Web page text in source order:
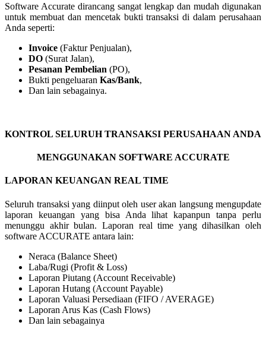
Software Accurate dirancang sangat lengkap dan mudah digunakan
untuk membuat dan mencetak bukti transaksi di dalam perusahaan
Anda seperti:
Invoice (Faktur Penjualan),
DO (Surat Jalan),
Pesanan Pembelian (PO),
Bukti pengeluaran Kas/Bank,
Dan lain sebagainya.
KONTROL SELURUH TRANSAKSI PERUSAHAAN ANDA
MENGGUNAKAN SOFTWARE ACCURATE
LAPORAN KEUANGAN REAL TIME
Seluruh transaksi yang diinput oleh user akan langsung mengupdate
laporan keuangan yang bisa Anda lihat kapanpun tanpa perlu
menunggu akhir bulan. Laporan real time yang dihasilkan oleh
software ACCURATE antara lain:
Neraca (Balance Sheet)
Laba/Rugi (Profit & Loss)
Laporan Piutang (Account Receivable)
Laporan Hutang (Account Payable)
Laporan Valuasi Persediaan (FIFO / AVERAGE)
Laporan Arus Kas (Cash Flows)
Dan lain sebagainya